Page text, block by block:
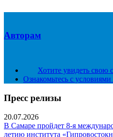
Авторам
Хотите увидеть свою
Ознакомьтесь с
Пресс релизы
20.07.2026
В Самаре пройдет 8-я
летию института